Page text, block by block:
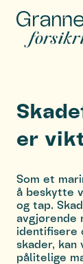
er
Som et
å beskytte
og tap.
avgjørende
identifisere
skader,
pålitelige